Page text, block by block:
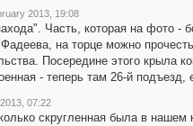
2013, 19:08
Часть, которая на фото -
на торце можно
Посередине этого крыла
- теперь там 26-й
07:22
скругленная была в